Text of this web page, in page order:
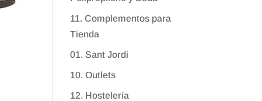
11. Complementos para
Tienda
01. Sant Jordi
10. Outlets
12. Hostelería